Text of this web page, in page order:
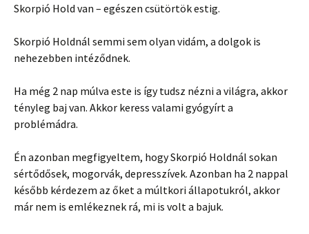
Skorpió Hold van – egészen csütörtök estig.
Skorpió Holdnál semmi sem olyan vidám, a dolgok is
nehezebben intéződnek.
Ha még 2 nap múlva este is így tudsz nézni a világra, akkor
tényleg baj van. Akkor keress valami gyógyírt a
problémádra.
Én azonban megfigyeltem, hogy Skorpió Holdnál sokan
sértődősek, mogorvák, depresszívek. Azonban ha 2 nappal
később kérdezem az őket a múltkori állapotukról, akkor
már nem is emlékeznek rá, mi is volt a bajuk.